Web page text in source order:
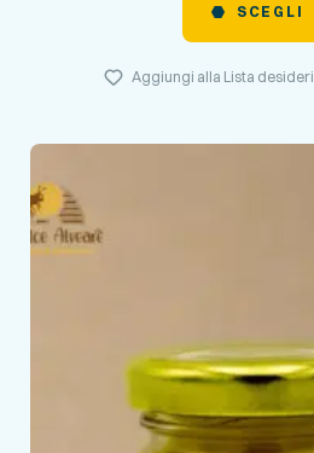
SCEGLI
Aggiungi alla Lista desideri